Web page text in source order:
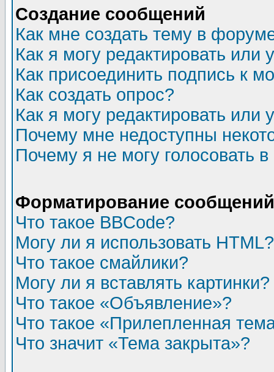
Создание сообщений
Как мне создать тему в
Как я могу редактировать или
Как присоединить подпись к
Как создать опрос?
Как я могу редактировать или
Почему мне недоступны
Почему я не могу голосовать
Форматирование
Что такое BBCode?
Могу ли я использовать HTML?
Что такое смайлики?
Могу ли я вставлять картинки?
Что такое «Объявление»?
Что такое «Прилепленная
Что значит «Тема закрыта»?